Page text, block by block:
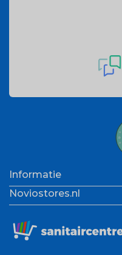
Informatie
Noviostores.nl